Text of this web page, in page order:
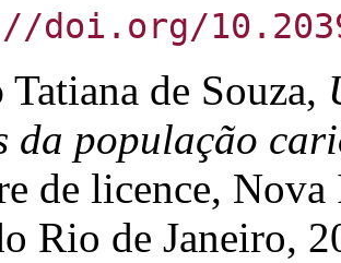
doi.org/
Tatiana de Souza,
da população
de licence,
Rio de Janeiro,